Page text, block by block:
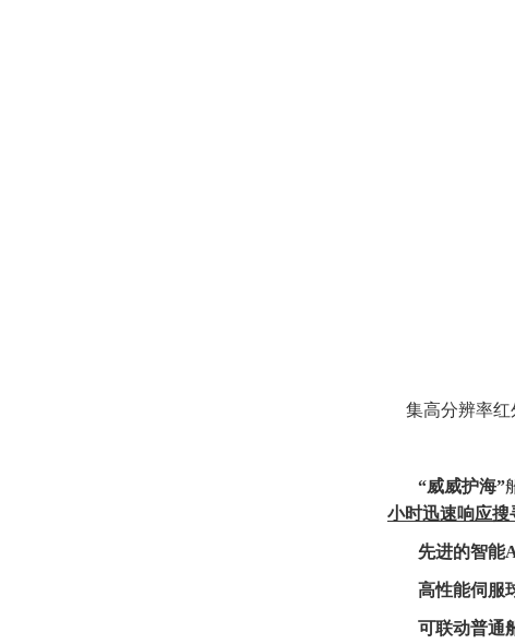
集高分辨率红
“威威护海”
小时迅速响应搜
先进的智能
高性能伺服
可联动普通